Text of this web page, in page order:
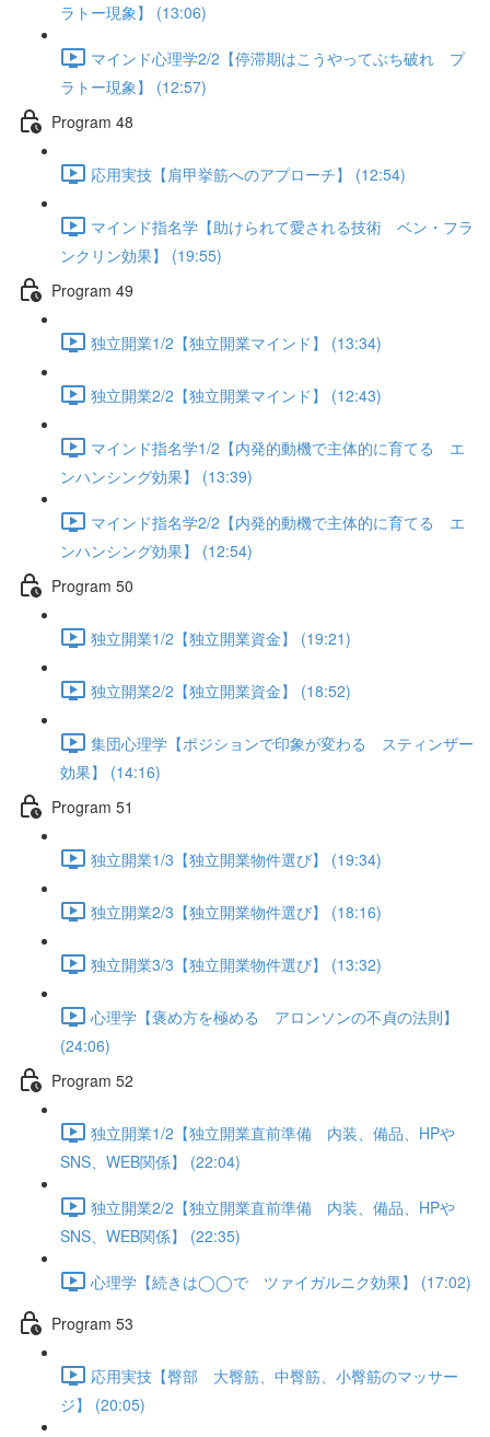
ラトー現象】 (13:06)
マインド心理学2/2【停滞期はこうやってぶち破れ プ
ラトー現象】 (12:57)
Program 48
応用実技【肩甲挙筋へのアプローチ】 (12:54)
マインド指名学【助けられて愛される技術 ベン・フラ
ンクリン効果】 (19:55)
Program 49
独立開業1/2【独立開業マインド】 (13:34)
独立開業2/2【独立開業マインド】 (12:43)
マインド指名学1/2【内発的動機で主体的に育てる エ
ンハンシング効果】 (13:39)
マインド指名学2/2【内発的動機で主体的に育てる エ
ンハンシング効果】 (12:54)
Program 50
独立開業1/2【独立開業資金】 (19:21)
独立開業2/2【独立開業資金】 (18:52)
集団心理学【ポジションで印象が変わる スティンザー
効果】 (14:16)
Program 51
独立開業1/3【独立開業物件選び】 (19:34)
独立開業2/3【独立開業物件選び】 (18:16)
独立開業3/3【独立開業物件選び】 (13:32)
心理学【褒め方を極める アロンソンの不貞の法則】
(24:06)
Program 52
独立開業1/2【独立開業直前準備 内装、備品、HPや
SNS、WEB関係】 (22:04)
独立開業2/2【独立開業直前準備 内装、備品、HPや
SNS、WEB関係】 (22:35)
心理学【続きは◯◯で ツァイガルニク効果】 (17:02)
Program 53
応用実技【臀部 大臀筋、中臀筋、小臀筋のマッサー
ジ】 (20:05)